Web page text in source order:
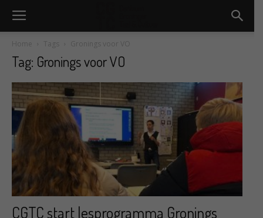
Home Tags Gronings voor VO
Tag: Gronings voor VO
CGTC start lesprogramma Gronings